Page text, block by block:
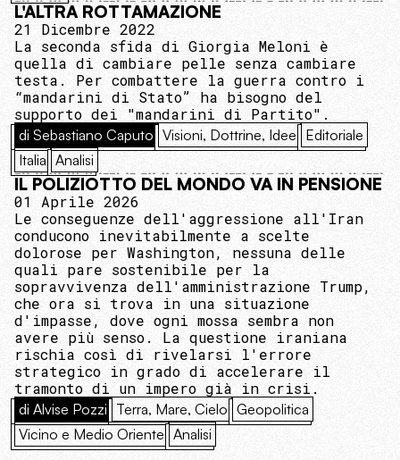
L'ALTRA ROTTAMAZIONE
21 Dicembre 2022
La seconda sfida di Giorgia Meloni è
quella di cambiare pelle senza cambiare
testa. Per combattere la guerra contro i
“mandarini di Stato” ha bisogno del
supporto dei "mandarini di Partito".
di Sebastiano Caputo Visioni, Dottrine, Idee Editoriale
Italia Analisi
IL POLIZIOTTO DEL MONDO VA IN PENSIONE
01 Aprile 2026
Le conseguenze dell'aggressione all'Iran
conducono inevitabilmente a scelte
dolorose per Washington, nessuna delle
quali pare sostenibile per la
sopravvivenza dell'amministrazione Trump,
che ora si trova in una situazione
d'impasse, dove ogni mossa sembra non
avere più senso. La questione iraniana
rischia così di rivelarsi l'errore
strategico in grado di accelerare il
tramonto di un impero già in crisi.
di Alvise Pozzi Terra, Mare, Cielo Geopolitica
Vicino e Medio Oriente Analisi